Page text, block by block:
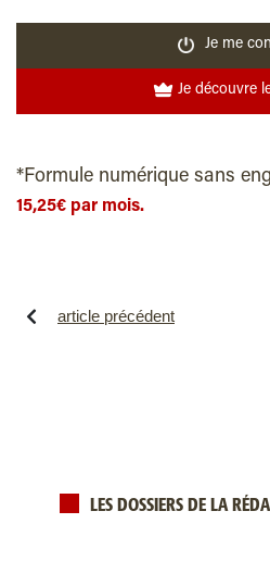
Je me
*Formule numérique sans
15,25€ par mois.
article précédent
LES DOSSIERS DE LA